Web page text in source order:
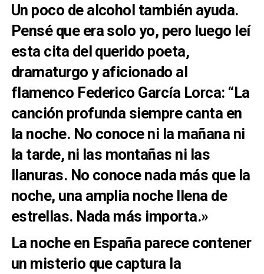
Un poco de alcohol también ayuda.
Pensé que era solo yo, pero luego leí
esta cita del querido poeta,
dramaturgo y aficionado al
flamenco Federico García Lorca: “La
canción profunda siempre canta en
la noche. No conoce ni la mañana ni
la tarde, ni las montañas ni las
llanuras. No conoce nada más que la
noche, una amplia noche llena de
estrellas. Nada más importa.»
La noche en España parece contener
un misterio que captura la